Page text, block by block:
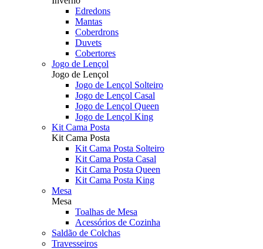
Edredons
Mantas
Coberdrons
Duvets
Cobertores
Jogo de Lençol
Jogo de Lençol
Jogo de Lençol Solteiro
Jogo de Lençol Casal
Jogo de Lençol Queen
Jogo de Lençol King
Kit Cama Posta
Kit Cama Posta
Kit Cama Posta Solteiro
Kit Cama Posta Casal
Kit Cama Posta Queen
Kit Cama Posta King
Mesa
Mesa
Toalhas de Mesa
Acessórios de Cozinha
Saldão de Colchas
Travesseiros